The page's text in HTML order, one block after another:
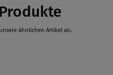
ähnlichen Artikel an.